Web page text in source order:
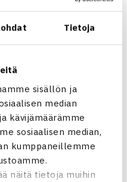
Tietoja
sisällön ja
median
kävijämäärämme
sosiaalisen median,
kumppaneillemme
näitä tietoja muihin